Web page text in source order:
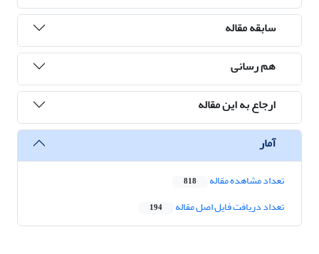
سابقه مقاله
هم رسانی
ارجاع به این مقاله
آمار
تعداد مشاهده مقاله 818
تعداد دریافت فایل اصل مقاله 194